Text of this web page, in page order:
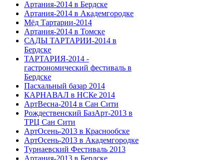
Артания-2014 в Бердске
Артания-2014 в Академгородке
Мёд Тартарии-2014
Артания-2014 в Томске
САДЫ ТАРТАРИИ-2014 в
Бердске
ТАРТАРИЯ-2014 -
гастрономический фестиваль в
Бердске
Пасхальный базар 2014
КАРНАВАЛ в НСКе 2014
АртВесна-2014 в Сан Сити
Рождественский БазАрт-2013 в
ТРЦ Сан Сити
АртОсень-2013 в Краснообске
АртОсень-2013 в Академгородке
Турнаевский Фестиваль 2013
Артания-2013 в Бердске